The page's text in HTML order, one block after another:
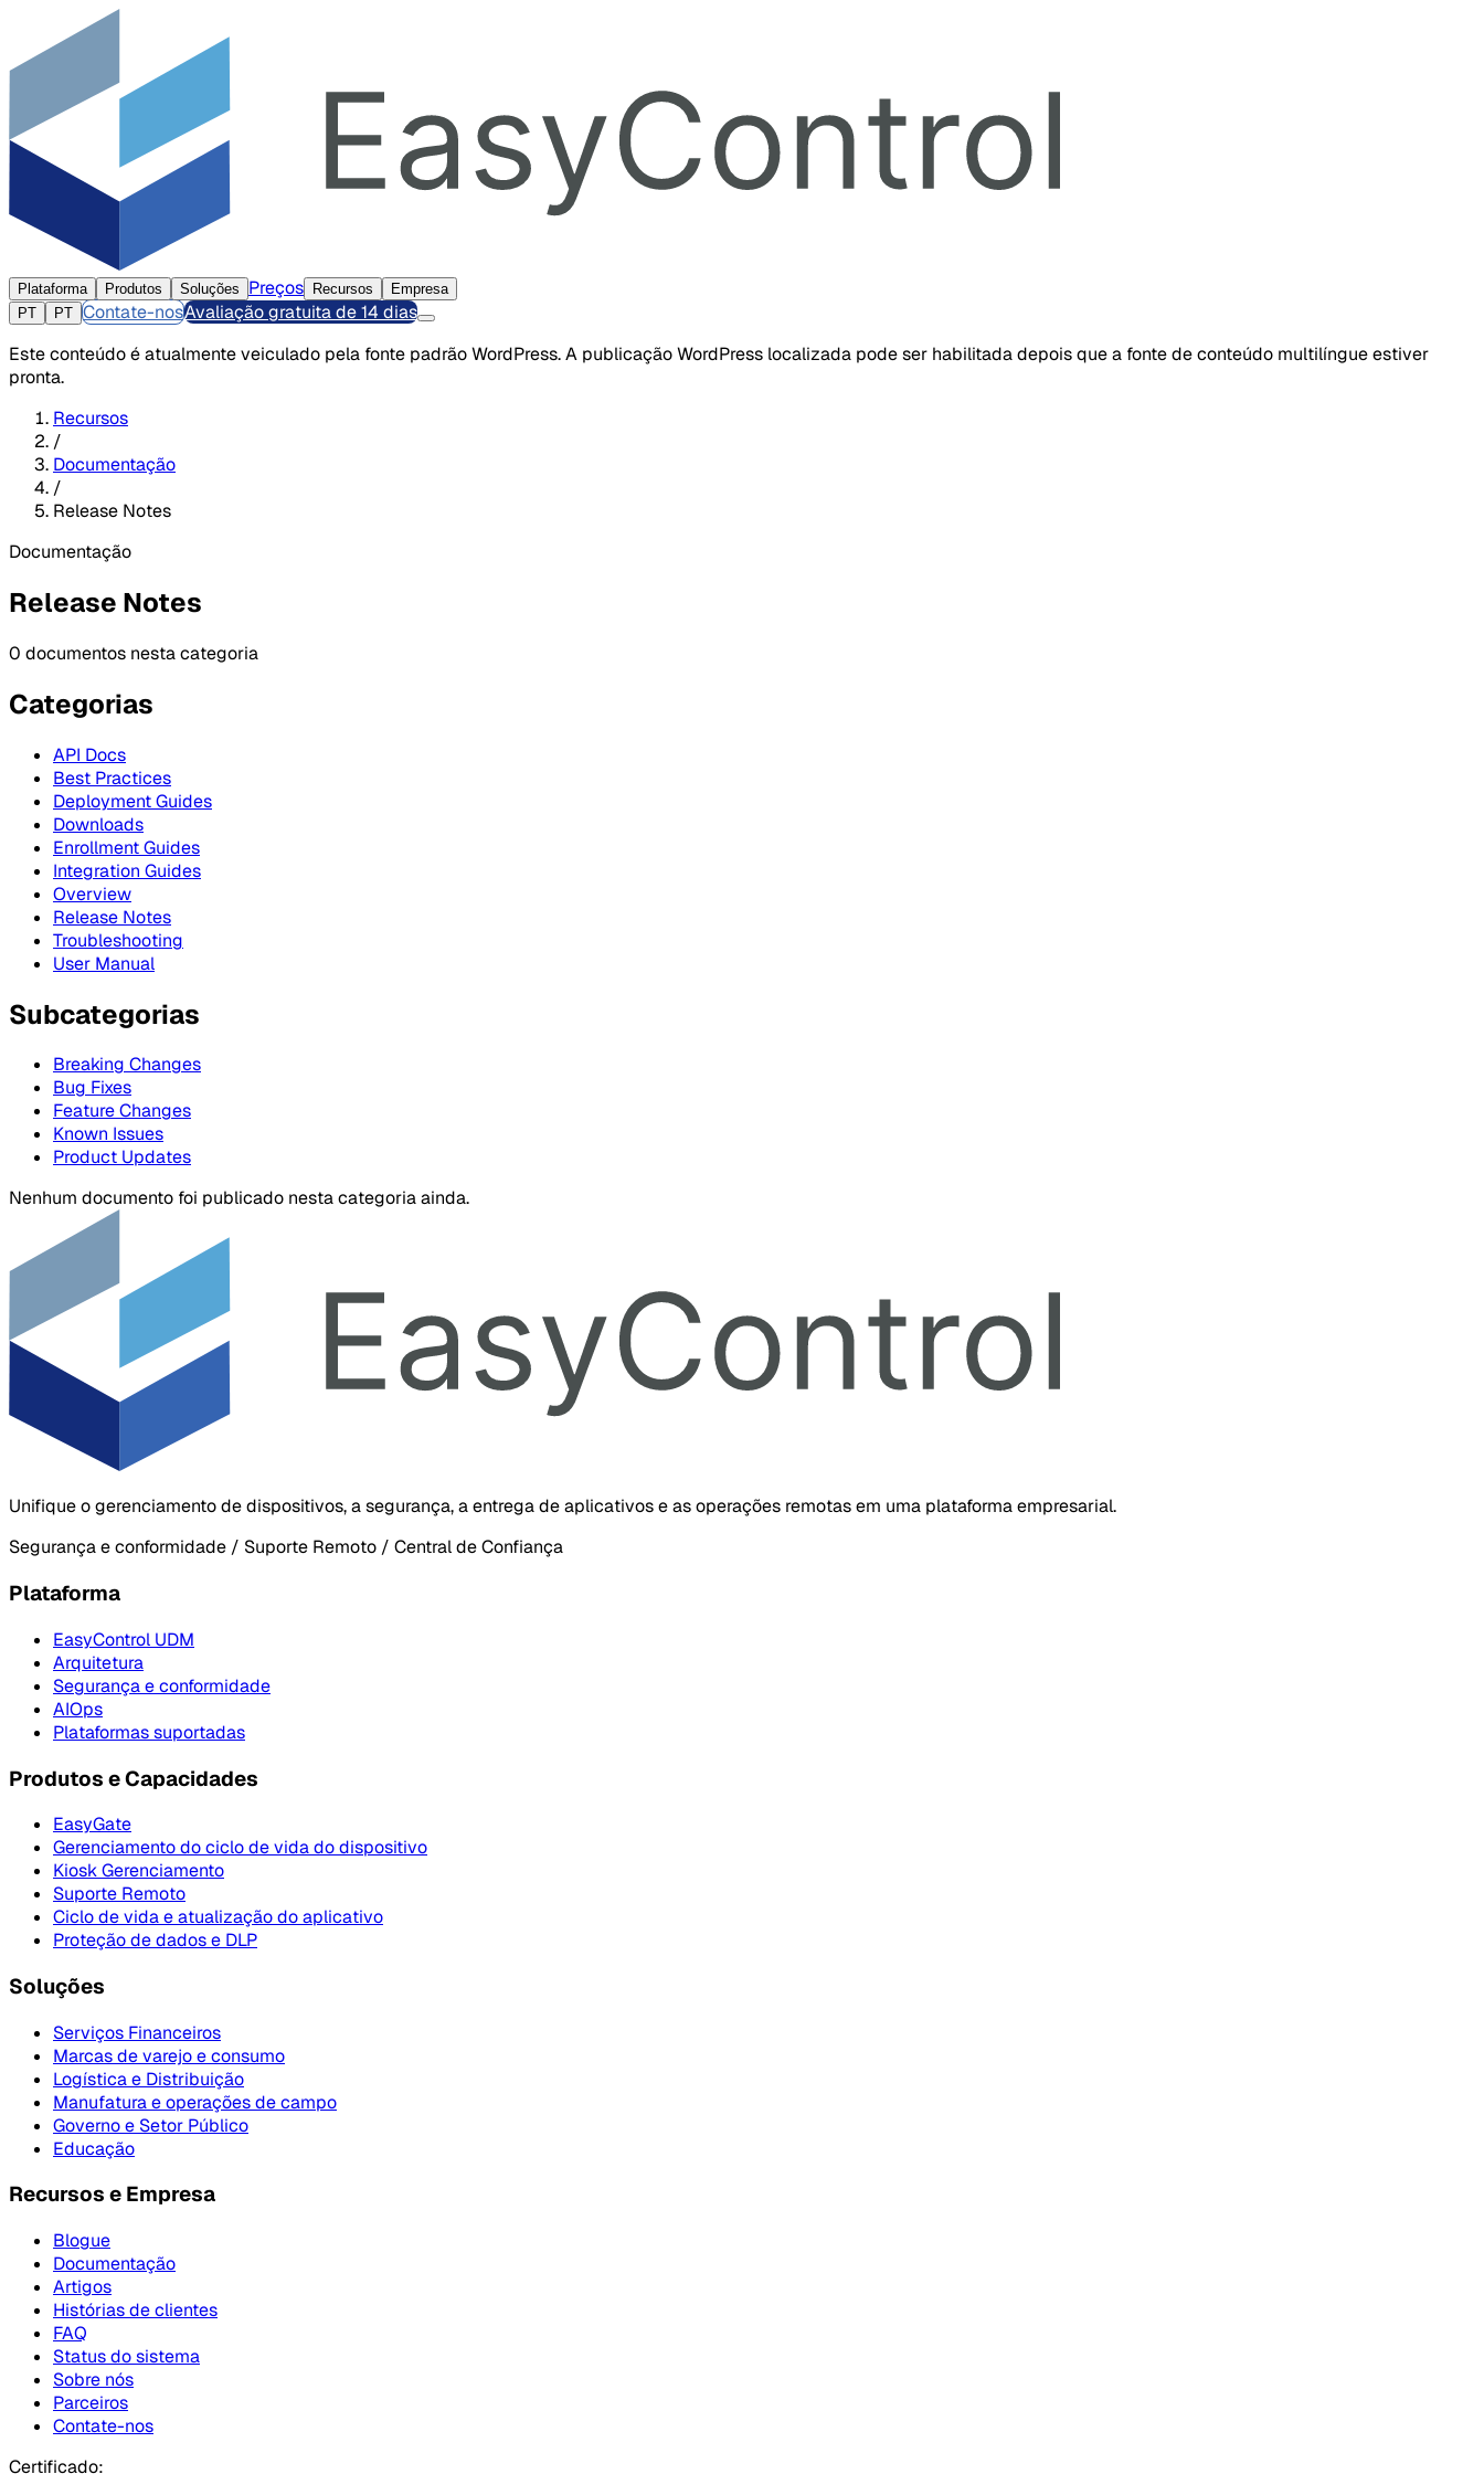
Plataforma Produtos Soluções Preços Recursos
Empresa
PT
PT Contate-nosAvaliação gratuita de 14 dias
Este conteúdo é atualmente veiculado pela fonte padrão WordPress. A publicação WordPress localizada pode ser habilitada depois que a fonte de conteúdo multilíngue estiver
pronta.
Recursos
/
Documentação
/
Release Notes
Documentação
Release Notes
0 documentos nesta categoria
Categorias
API Docs
Best Practices
Deployment Guides
Downloads
Enrollment Guides
Integration Guides
Overview
Release Notes
Troubleshooting
User Manual
Subcategorias
Breaking Changes
Bug Fixes
Feature Changes
Known Issues
Product Updates
Nenhum documento foi publicado nesta categoria ainda.
Unifique o gerenciamento de dispositivos, a segurança, a entrega de aplicativos e as operações remotas em uma plataforma empresarial.
Segurança e conformidade / Suporte Remoto / Central de Confiança
Plataforma
EasyControl UDM
Arquitetura
Segurança e conformidade
AIOps
Plataformas suportadas
Produtos e Capacidades
EasyGate
Gerenciamento do ciclo de vida do dispositivo
Kiosk Gerenciamento
Suporte Remoto
Ciclo de vida e atualização do aplicativo
Proteção de dados e DLP
Soluções
Serviços Financeiros
Marcas de varejo e consumo
Logística e Distribuição
Manufatura e operações de campo
Governo e Setor Público
Educação
Recursos e Empresa
Blogue
Documentação
Artigos
Histórias de clientes
FAQ
Status do sistema
Sobre nós
Parceiros
Contate-nos
Certificado: